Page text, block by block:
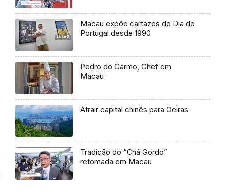
Macau expõe cartazes do Dia de
Portugal desde 1990
Pedro do Carmo, Chef em
Macau
Atrair capital chinês para Oeiras
Tradição do “Chá Gordo”
retomada em Macau